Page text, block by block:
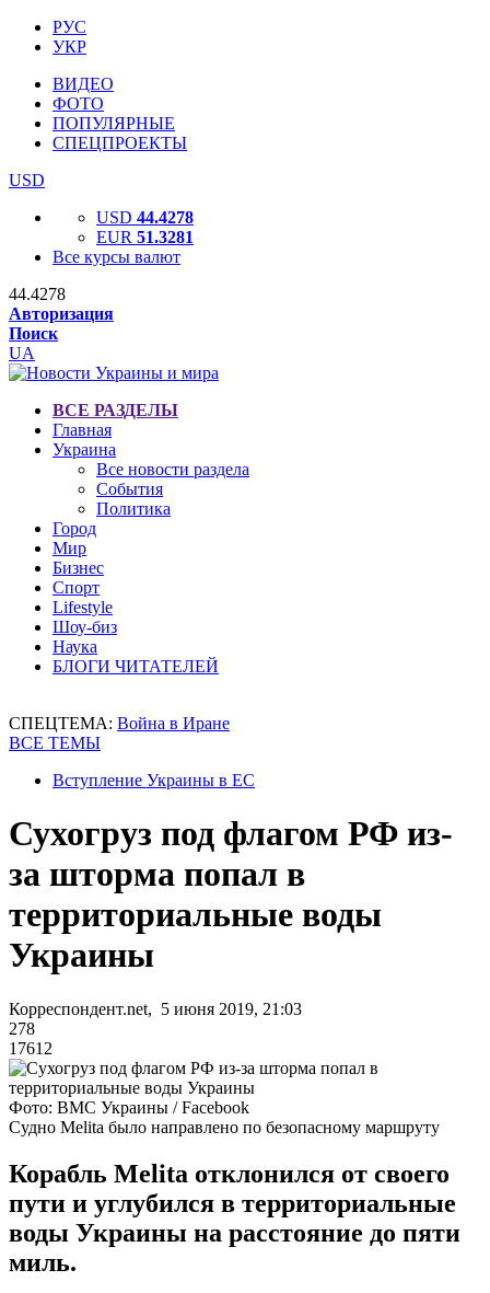
РУС
УКР
ВИДЕО
ФОТО
ПОПУЛЯРНЫЕ
СПЕЦПРОЕКТЫ
USD
USD 44.4278
EUR 51.3281
Все курсы валют
44.4278
Авторизация
Поиск
UA
ВСЕ РАЗДЕЛЫ
Главная
Украина
Все новости раздела
События
Политика
Город
Мир
Бизнес
Спорт
Lifestyle
Шоу-биз
Наука
БЛОГИ ЧИТАТЕЛЕЙ
СПЕЦТЕМА: Война в Иране
ВСЕ ТЕМЫ
Вступление Украины в ЕС
Сухогруз под флагом РФ из-
за шторма попал в
территориальные воды
Украины
Корреспондент.net, 5 июня 2019, 21:03
278
17612
Фото: ВМС Украины / Facebook
Судно Melita было направлено по безопасному маршруту
Корабль Melita отклонился от своего
пути и углубился в территориальные
воды Украины на расстояние до пяти
миль.